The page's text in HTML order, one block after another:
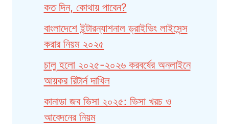
কত দিন, কোথায় পাবেন?
বাংলাদেশে ইন্টারন্যাশনাল ড্রাইভিং লাইসেন্স
করার নিয়ম ২০২৫
চালু হলো ২০২৫-২০২৬ করবর্ষের অনলাইনে
আয়কর রিটার্ন দাখিল
কানাডা জব ভিসা ২০২৫: ভিসা খরচ ও
আবেদনের নিয়ম